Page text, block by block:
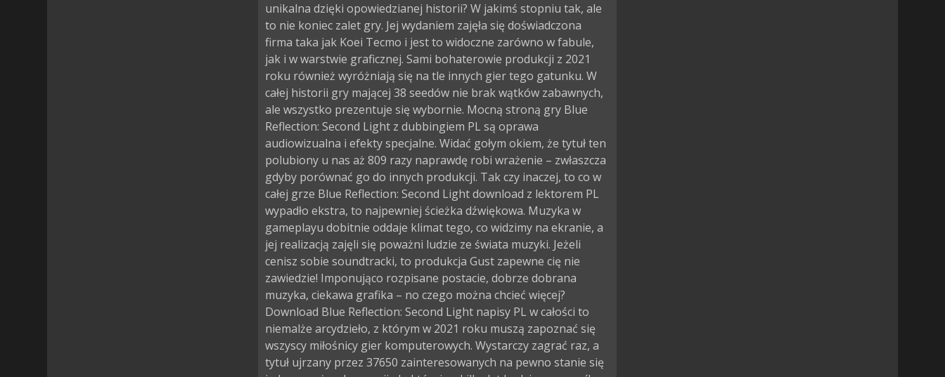
unikalna dzięki opowiedzianej historii? W jakimś stopniu tak, ale
to nie koniec zalet gry. Jej wydaniem zajęła się doświadczona
firma taka jak Koei Tecmo i jest to widoczne zarówno w fabule,
jak i w warstwie graficznej. Sami bohaterowie produkcji z 2021
roku również wyróżniają się na tle innych gier tego gatunku. W
całej historii gry mającej 38 seedów nie brak wątków zabawnych,
ale wszystko prezentuje się wybornie. Mocną stroną gry Blue
Reflection: Second Light z dubbingiem PL są oprawa
audiowizualna i efekty specjalne. Widać gołym okiem, że tytuł ten
polubiony u nas aż 809 razy naprawdę robi wrażenie – zwłaszcza
gdyby porównać go do innych produkcji. Tak czy inaczej, to co w
całej grze Blue Reflection: Second Light download z lektorem PL
wypadło ekstra, to najpewniej ścieżka dźwiękowa. Muzyka w
gameplayu dobitnie oddaje klimat tego, co widzimy na ekranie, a
jej realizacją zajęli się poważni ludzie ze świata muzyki. Jeżeli
cenisz sobie soundtracki, to produkcja Gust zapewne cię nie
zawiedzie! Imponująco rozpisane postacie, dobrze dobrana
muzyka, ciekawa grafika – no czego można chcieć więcej?
Download Blue Reflection: Second Light napisy PL w całości to
niemalże arcydzieło, z którym w 2021 roku muszą zapoznać się
wszyscy miłośnicy gier komputerowych. Wystarczy zagrać raz, a
tytuł ujrzany przez 37650 zainteresowanych na pewno stanie się